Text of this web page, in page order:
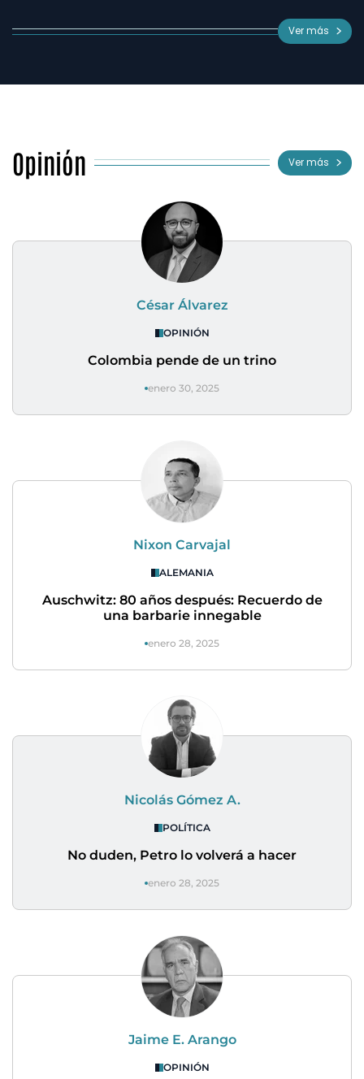
Ver más
Opinión Ver más
César Álvarez
OPINIÓN
Colombia pende de un trino
enero 30, 2025
Nixon Carvajal
ALEMANIA
Auschwitz: 80 años después: Recuerdo de
una barbarie innegable
enero 28, 2025
Nicolás Gómez A.
POLÍTICA
No duden, Petro lo volverá a hacer
enero 28, 2025
Jaime E. Arango
OPINIÓN